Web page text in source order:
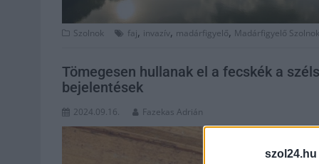
szol24.hu
Szolnok faj, invazív, madárfigyelő, Madárfigyelő
Tömegesen hullanak el a fecskék a
bejelentések
2024.09.16. Fazekas Adrián